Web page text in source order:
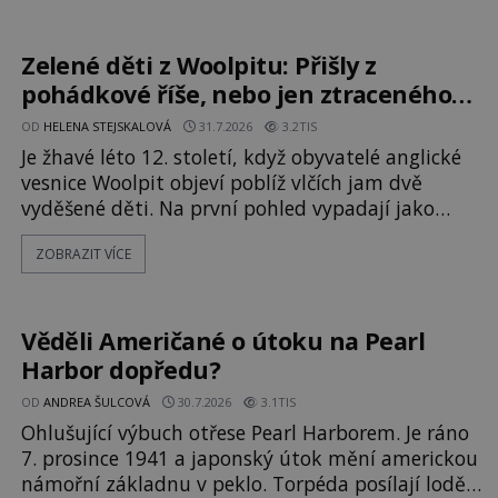
napsal, kdy vznikl ani co vlastně vypráví.
Rohoncský kodex se poprvé objevuje v roce
Zelené děti z Woolpitu: Přišly z
pohádkové říše, nebo jen ztraceného
světa?
OD HELENA STEJSKALOVÁ 31.7.2026 3.2TIS
Je žhavé léto 12. století, když obyvatelé anglické
vesnice Woolpit objeví poblíž vlčích jam dvě
vyděšené děti. Na první pohled vypadají jako
každé jiné, až na jednu děsivou výjimku. Jejich
kůže má nazelenalý odstín, mluví
jednou z největších záhad středověké Anglie a ani
po téměř devíti stech letech není
ZOBRAZIT VÍCE
Věděli Američané o útoku na Pearl
Harbor dopředu?
ODANDREA ŠULCOVÁ 30.7.2026 3.1TIS
Ohlušující výbuch otřese Pearl Harborem. Je ráno
7. prosince 1941 a japonský útok mění americkou
námořní základnu v peklo. Torpéda posílají lodě